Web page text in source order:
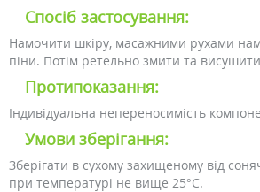
Спосіб застосування:
Намочити шкіру, масажними рухами
піни. Потім ретельно змити та
Протипоказання:
Індивідуальна непереносимість
Умови зберігання:
Зберігати в сухому захищеному від
при температурі не вище 25°C.